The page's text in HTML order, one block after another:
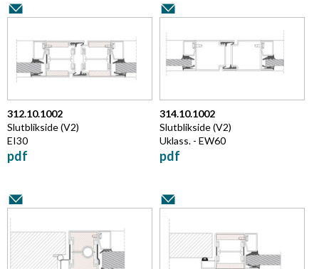
312.10.1002
Slutblikside (V2)
EI30
pdf
314.10.1002
Slutblikside (V2)
Uklass. - EW60
pdf